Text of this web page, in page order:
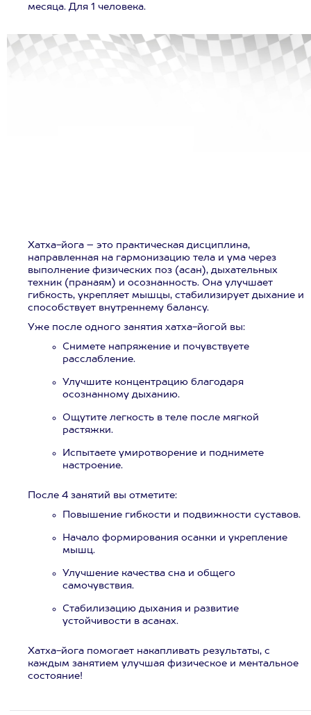
месяца. Для 1 человека.
Хатха-йога – это практическая дисциплина,
направленная на гармонизацию тела и ума через
выполнение физических поз (асан), дыхательных
техник (пранаям) и осознанность. Она улучшает
гибкость, укрепляет мышцы, стабилизирует дыхание и
способствует внутреннему балансу.
Уже после одного занятия хатха-йогой вы:
Снимете напряжение и почувствуете
расслабление.
Улучшите концентрацию благодаря
осознанному дыханию.
Ощутите легкость в теле после мягкой
растяжки.
Испытаете умиротворение и поднимете
настроение.
После 4 занятий вы отметите:
Повышение гибкости и подвижности суставов.
Начало формирования осанки и укрепление
мышц.
Улучшение качества сна и общего
самочувствия.
Стабилизацию дыхания и развитие
устойчивости в асанах.
Хатха-йога помогает накапливать результаты, с
каждым занятием улучшая физическое и ментальное
состояние!